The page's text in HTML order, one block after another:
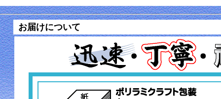
お届けについて